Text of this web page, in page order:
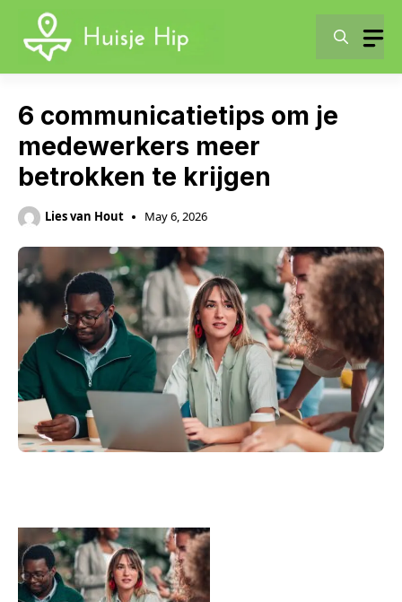
content
6 communicatietips om je
medewerkers meer
betrokken te krijgen
Lies van Hout May 6, 2026